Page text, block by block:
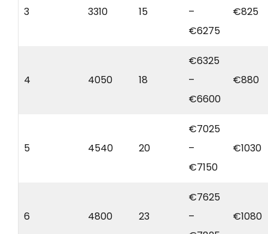
3 3310 15
–
€6275
€825
4 4050 18
€6325
–
€6600
€880
5 4540 20
€7025
–
€7150
€1030
6 4800 23
€7625
–
€1080